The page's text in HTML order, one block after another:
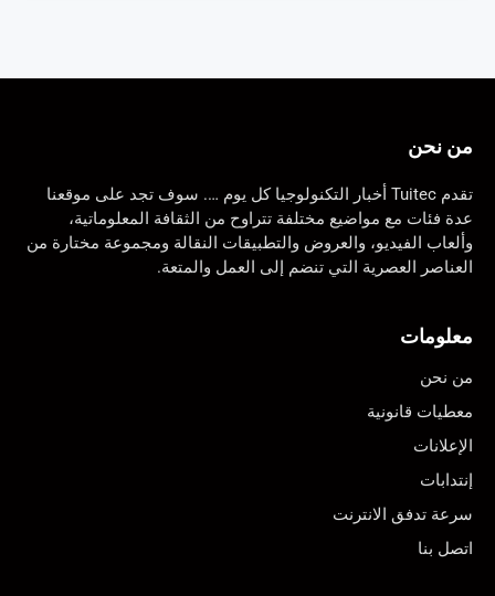
من نحن
تقدم Tuitec أخبار التكنولوجيا كل يوم …. سوف تجد على موقعنا
عدة فئات مع مواضيع مختلفة تتراوح من الثقافة المعلوماتية،
وألعاب الفيديو، والعروض والتطبيقات النقالة ومجموعة مختارة من
العناصر العصرية التي تنضم إلى العمل والمتعة.
معلومات
من نحن
معطيات قانونية
الإعلانات
إنتدابات
سرعة تدفق الانترنت
اتصل بنا